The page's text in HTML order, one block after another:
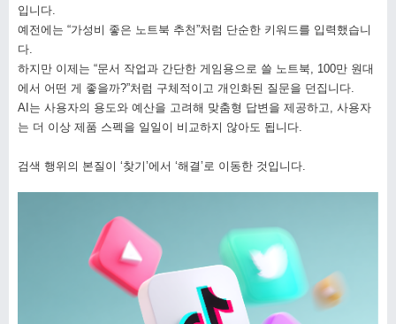
입니다.
예전에는 “가성비 좋은 노트북 추천”처럼 단순한 키워드를 입력했습니
다.
하지만 이제는 “문서 작업과 간단한 게임용으로 쓸 노트북, 100만 원대
에서 어떤 게 좋을까?”처럼 구체적이고 개인화된 질문을 던집니다.
AI는 사용자의 용도와 예산을 고려해 맞춤형 답변을 제공하고, 사용자
는 더 이상 제품 스펙을 일일이 비교하지 않아도 됩니다.
검색 행위의 본질이 ‘찾기’에서 ‘해결’로 이동한 것입니다.